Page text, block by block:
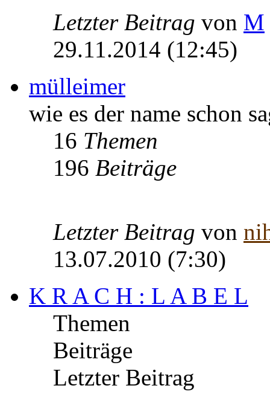
Letzter Beitrag von M
29.11.2014 (12:45)
mülleimer
wie es der name schon
16 Themen
196 Beiträge
Letzter Beitrag von
13.07.2010 (7:30)
K R A C H : L A B E L
Themen
Beiträge
Letzter Beitrag